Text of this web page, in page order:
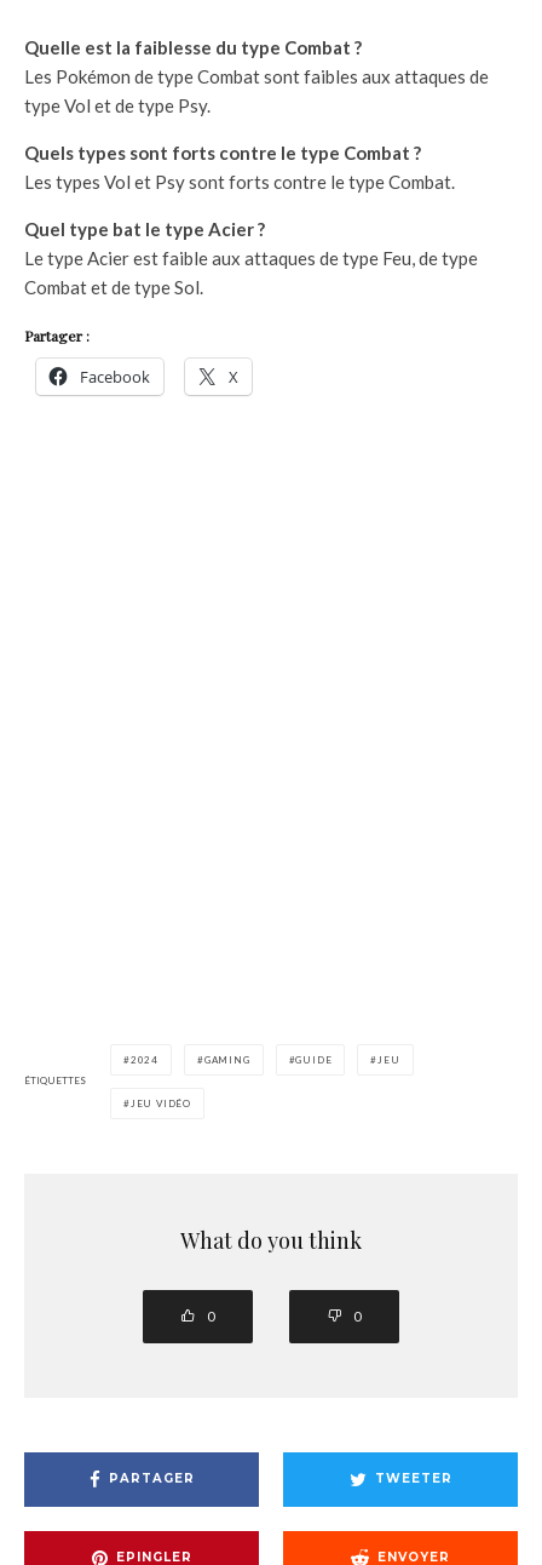
Quelle est la faiblesse du type Combat ?
Les Pokémon de type Combat sont faibles aux attaques de
type Vol et de type Psy.
Quels types sont forts contre le type Combat ?
Les types Vol et Psy sont forts contre le type Combat.
Quel type bat le type Acier ?
Le type Acier est faible aux attaques de type Feu, de type
Combat et de type Sol.
Partager :
Facebook X
ÉTIQUETTES
2024 GAMING GUIDE JEU
JEU VIDÉO
What do you think
0 0
PARTAGER TWEETER
EPINGLER ENVOYER